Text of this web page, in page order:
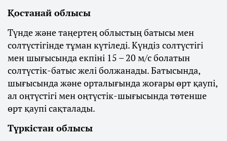
Қостанай облысы
Түнде және таңертең облыстың батысы мен
солтүстігінде тұман күтіледі. Күндіз солтүстігі
мен шығысында екпіні 15 – 20 м/с болатын
солтүстік-батыс желі болжанады. Батысында,
шығысында және орталығында жоғары өрт қаупі,
ал оңтүстігі мен оңтүстік-шығысында төтенше
өрт қаупі сақталады.
Түркістан облысы